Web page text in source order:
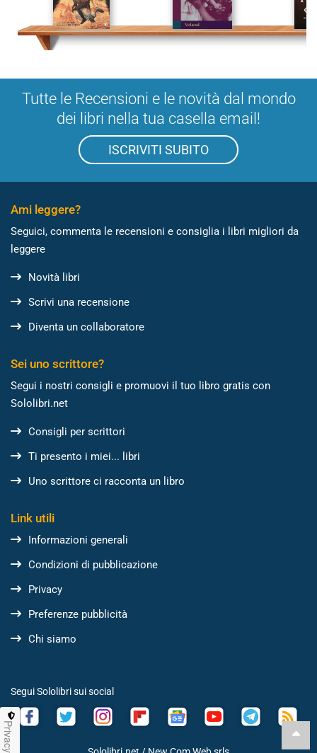
Tutte le Recensioni e le novità dal mondo
dei libri nella tua casella email!
ISCRIVITI SUBITO
Ami leggere?
Seguici, commenta le recensioni e consiglia i libri migliori da
leggere
Novità libri
Scrivi una recensione
Diventa un collaboratore
Sei uno scrittore?
Segui i nostri consigli e promuovi il tuo libro gratis con
Sololibri.net
Consigli per scrittori
Ti presento i miei... libri
Uno scrittore ci racconta un libro
Link utili
Informazioni generali
Condizioni di pubblicazione
Privacy
Preferenze pubblicità
Chi siamo
Segui Sololibri sui social
Privacy